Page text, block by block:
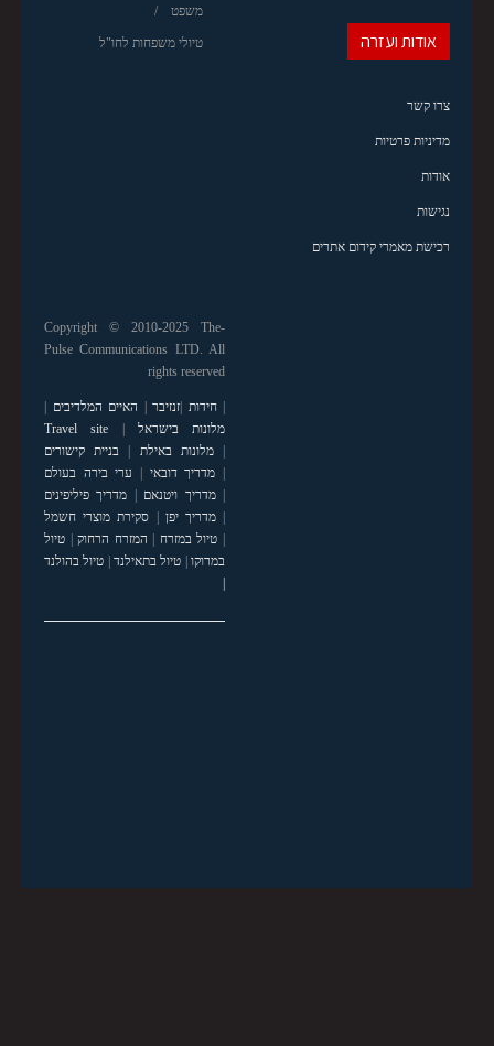
משפט
טיולי משפחות לחו"ל אודות ועזרה
צרו קשר
מדיניות פרטיות
אודות
נגישות
רכישת מאמרי קידום אתרים
Copyright © 2010-2025 The-
Pulse Communications LTD. All
rights reserved
|חידות זנזיבר האיים המלדיבים
מלונות בישראל
Travel site
|מלונות באילת
בניית קישורים
מדריך דובאי
ערי בירה בעולם
|מדריך ויטנאם
מדריך פיליפינים
|מדריך יפן
סקירת מוצרי חשמל
טיול במזרח המזרח הרחוק| טיול
במרוקו| טיול בתאילנד| טיול בהולנד